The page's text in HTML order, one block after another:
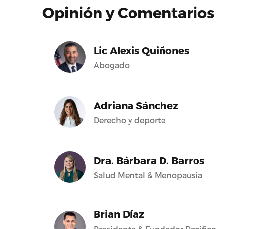
Opinión y Comentarios
Lic Alexis Quiñones
Abogado
Adriana Sánchez
Derecho y deporte
Dra. Bárbara D. Barros
Salud Mental & Menopausia
Brian Díaz